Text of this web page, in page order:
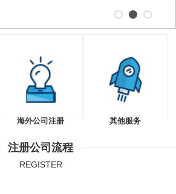
海外公司注册 其他服务
注册公司流程
REGISTER